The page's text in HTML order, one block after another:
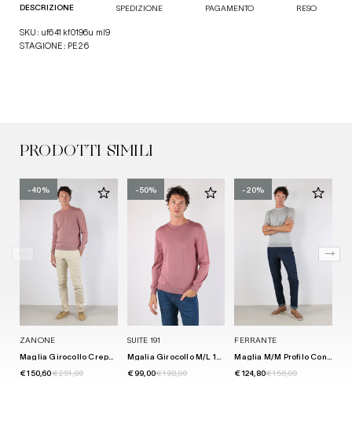
DESCRIZIONE SPEDIZIONE PAGAMENTO RESO
SKU: uf641 kf0196u ml9
STAGIONE: PE26
PRODOTTI SIMILI
-40%
ZANONE
€ 150,60€ 251,00
-50%
SUITE 191
€ 99,00€ 198,00
-20%
FERRANTE
€ 124,80€ 156,00